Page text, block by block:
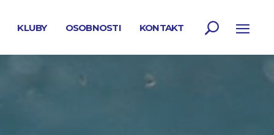
KLUBY OSOBNOSTI KONTAKT